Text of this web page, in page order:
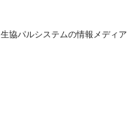
生協パルシステムの情報メディア